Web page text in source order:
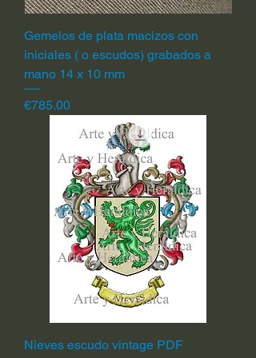
Gemelos de plata macizos con
iniciales ( o escudos) grabados a
mano 14 x 10 mm
Price
€785.00
Nieves escudo vintage PDF